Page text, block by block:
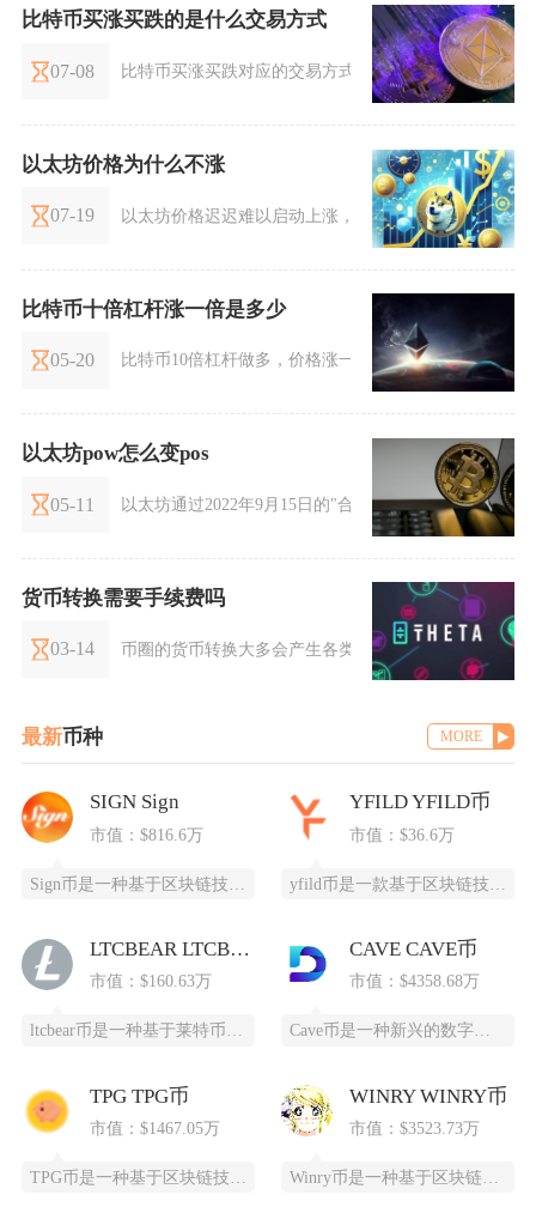
比特币买涨买跌的是什么交易方式
07-08 比特币买涨买跌对应的交易方式是合约交易，业内也常
以太坊价格为什么不涨
07-19 以太坊价格迟迟难以启动上涨，是宏观资金环境、链
比特币十倍杠杆涨一倍是多少
05-20 比特币10倍杠杆做多，价格涨一倍，本金将获得10倍收
以太坊pow怎么变pos
05-11 以太坊通过2022年9月15日的"合并"（TheMerge）升级
货币转换需要手续费吗
03-14 币圈的货币转换大多会产生各类手续费，不存在完全零
最新币种 MORE
SIGN Sign
市值：$816.6万
YFILD YFILD币
市值：$36.6万
LTCBEAR LTCBEAR币
市值：$160.63万
ltcbear币是一种基于莱特币（LTC）生态衍生出的创新型数字货币，通过杠杆化设计为投资
CAVE CAVE币
市值：$4358.68万
Cave币是一种新兴的数字加密货币，基于区块链技术开发，为特定领域提供高效、安全的支付和价
TPG TPG币
市值：$1467.05万
WINRY WINRY币
市值：$3523.73万